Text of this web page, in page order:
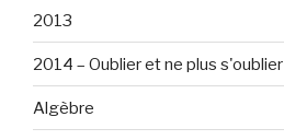
2013
2014 – Oublier et ne plus s'oublier
Algèbre